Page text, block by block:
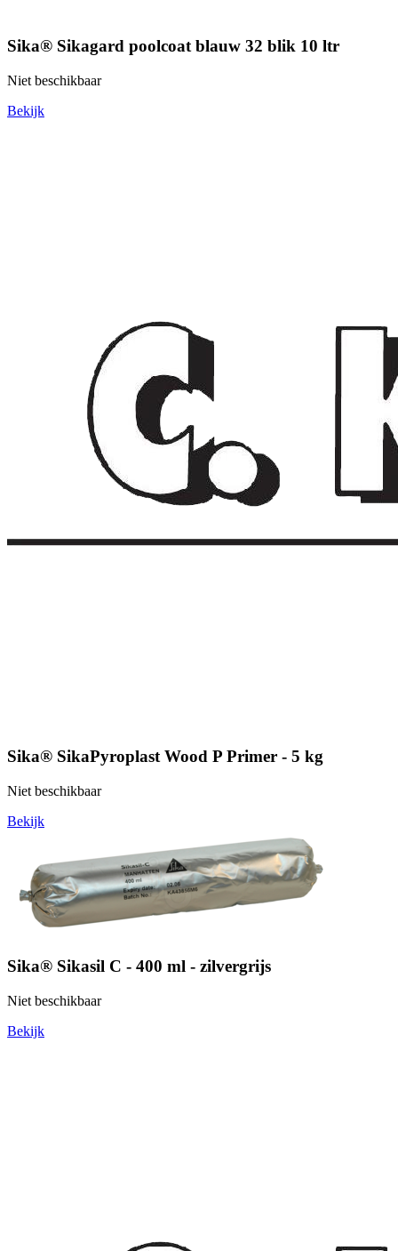
Sika® Sikagard poolcoat blauw 32 blik 10 ltr
Niet beschikbaar
Bekijk
Sika® SikaPyroplast Wood P Primer - 5 kg
Niet beschikbaar
Bekijk
Sika® Sikasil C - 400 ml - zilvergrijs
Niet beschikbaar
Bekijk